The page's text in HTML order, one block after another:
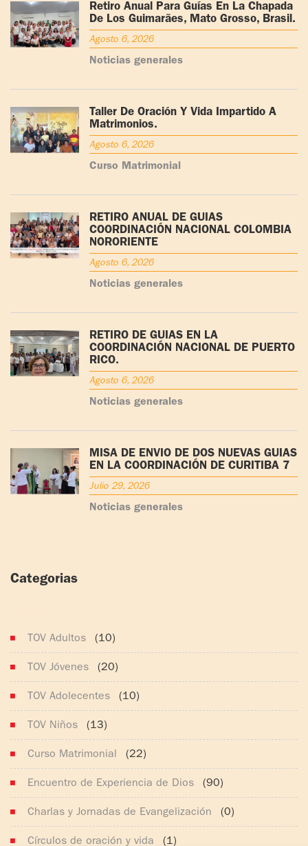
Retiro Anual Para Guías En La Chapada
De Los Guimarães, Mato Grosso, Brasil.
Agosto 6, 2026
Noticias generales
Taller De Oración Y Vida Impartido A
Matrimonios.
Agosto 6, 2026
Curso Matrimonial
RETIRO ANUAL DE GUÍAS
COORDINACIÓN NACIONAL COLOMBIA
NORORIENTE
Agosto 6, 2026
Noticias generales
RETIRO DE GUÍAS EN LA
COORDINACIÓN NACIONAL DE PUERTO
RICO.
Agosto 6, 2026
Noticias generales
MISA DE ENVÍO DE DOS NUEVAS GUÍAS
EN LA COORDINACIÓN DE CURITIBA 7
Julio 29, 2026
Noticias generales
Categorias
TOV Adultos (10)
TOV Adolecentes (10)
TOV Niños (13)
Curso Matrimonial (22)
TOV Jóvenes (20)
Encuentro de Experiencia de Dios (90)
Charlas y Jornadas de Evangelización (0)
Círculos de oración y vida (1)